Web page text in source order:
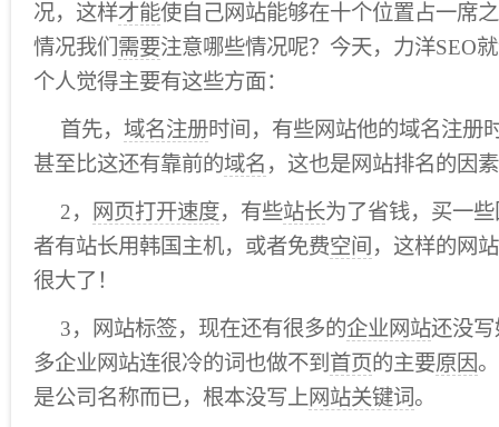
况，这样才能使自己网站能够在十个位置占一席
情况我们 需要注意哪些情况呢？今天，力洋SEO
个人觉得主要有这些方面：
首先， 域名注册时间，有些网站他的域名注册
甚至比这还有靠前的域名 ，这也是网站排名的因
2， 网页打开速度，有些站长为了省钱，买一
者有站长用韩国主机，或者免费空间 ，这样的网
很大了！
3，网站标签，现在还有很多的企业网站还没
多企业网站连很冷的词也做不到 首页的主要原因
是公司名称而已，根本没写上 网站关键词 。